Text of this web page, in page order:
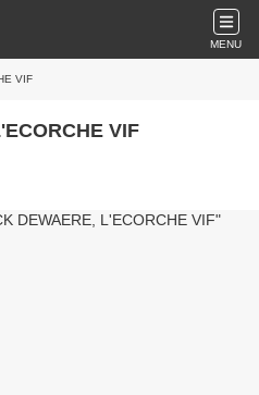
MENU
VIF
VIF